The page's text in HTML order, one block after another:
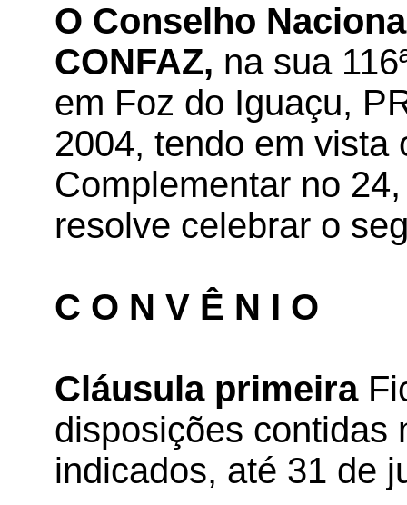
O Conselho
CONFAZ, na sua
em Foz do Iguaçu,
2004, tendo em vista
Complementar no
resolve celebrar o
C O N V Ê N I O
Cláusula primeira
disposições contidas
indicados, até 31 de